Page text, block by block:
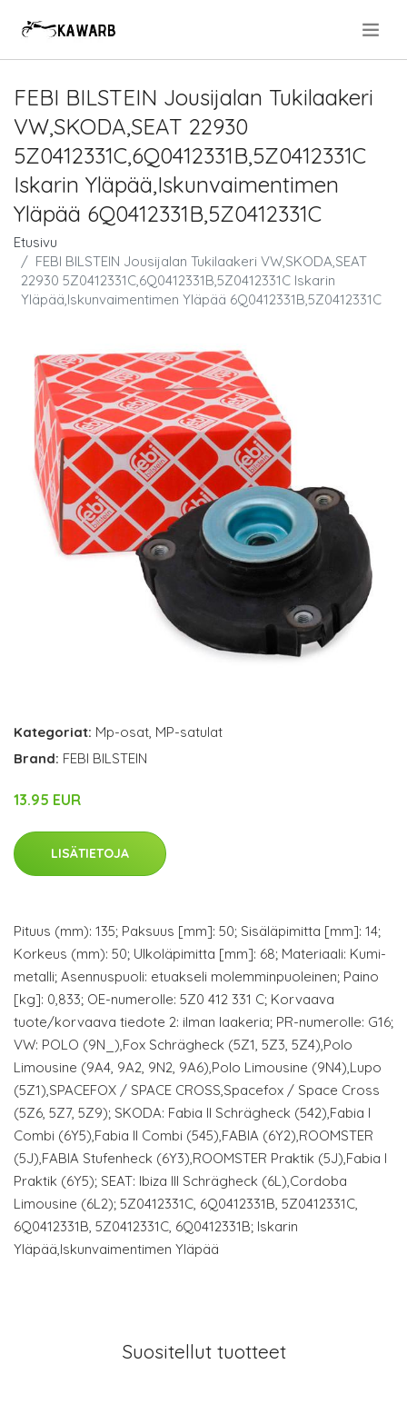
FEBI BILSTEIN Jousijalan Tukilaakeri
VW,SKODA,SEAT 22930
5Z0412331C,6Q0412331B,5Z0412331C
Iskarin Yläpää,Iskunvaimentimen
Yläpää 6Q0412331B,5Z0412331C
Etusivu
FEBI BILSTEIN Jousijalan Tukilaakeri VW,SKODA,SEAT
22930 5Z0412331C,6Q0412331B,5Z0412331C Iskarin
Yläpää,Iskunvaimentimen Yläpää 6Q0412331B,5Z0412331C
Kategoriat: Mp-osat, MP-satulat
Brand: FEBI BILSTEIN
13.95 EUR
LISÄTIETOJA
Pituus (mm): 135; Paksuus [mm]: 50; Sisäläpimitta [mm]: 14;
Korkeus (mm): 50; Ulkoläpimitta [mm]: 68; Materiaali: Kumi-
metalli; Asennuspuoli: etuakseli molemminpuoleinen; Paino
[kg]: 0,833; OE-numerolle: 5Z0 412 331 C; Korvaava
tuote/korvaava tiedote 2: ilman laakeria; PR-numerolle: G16;
VW: POLO (9N_),Fox Schrägheck (5Z1, 5Z3, 5Z4),Polo
Limousine (9A4, 9A2, 9N2, 9A6),Polo Limousine (9N4),Lupo
(5Z1),SPACEFOX / SPACE CROSS,Spacefox / Space Cross
(5Z6, 5Z7, 5Z9); SKODA: Fabia II Schrägheck (542),Fabia I
Combi (6Y5),Fabia II Combi (545),FABIA (6Y2),ROOMSTER
(5J),FABIA Stufenheck (6Y3),ROOMSTER Praktik (5J),Fabia I
Praktik (6Y5); SEAT: Ibiza III Schrägheck (6L),Cordoba
Limousine (6L2); 5Z0412331C, 6Q0412331B, 5Z0412331C,
6Q0412331B, 5Z0412331C, 6Q0412331B; Iskarin
Yläpää,Iskunvaimentimen Yläpää
Suositellut tuotteet